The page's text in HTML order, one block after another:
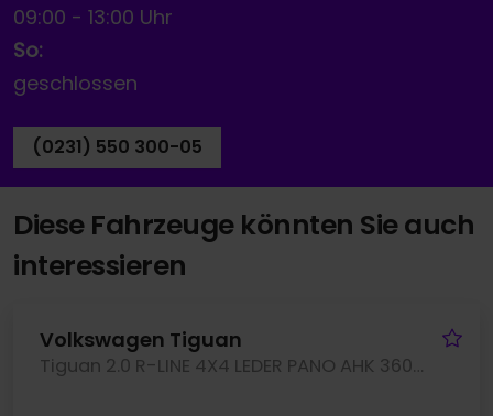
09:00 - 13:00 Uhr
So:
geschlossen
(0231) 550 300-05
Diese Fahrzeuge könnten Sie auch
interessieren
Volkswagen Tiguan
Tiguan 2.0 R-LINE 4X4 LEDER PANO AHK 360CAM LM20